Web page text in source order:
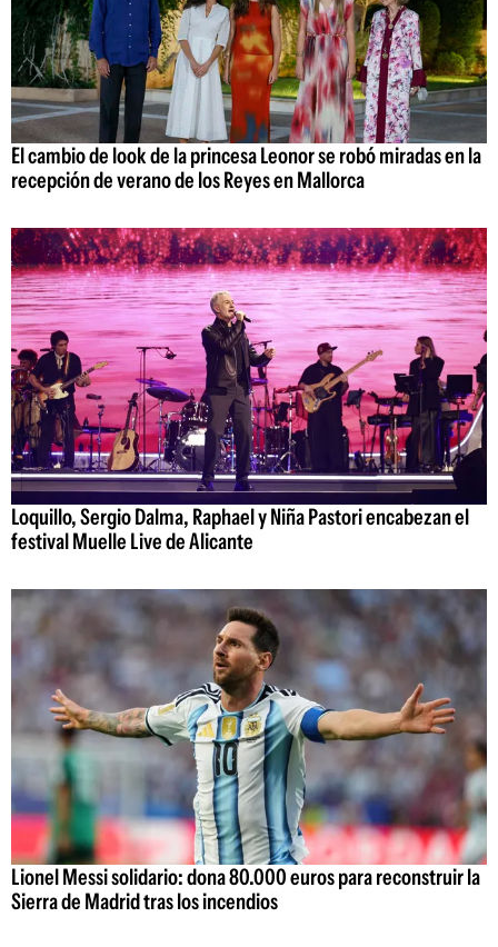
El cambio de look de la princesa Leonor se robó miradas en la
recepción de verano de los Reyes en Mallorca
Loquillo, Sergio Dalma, Raphael y Niña Pastori encabezan el
festival Muelle Live de Alicante
Lionel Messi solidario: dona 80.000 euros para reconstruir la
Sierra de Madrid tras los incendios